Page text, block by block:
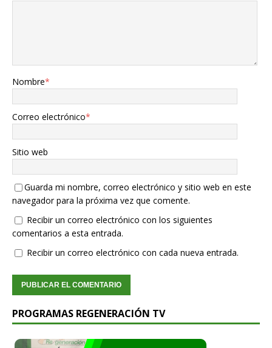
Nombre*
Correo electrónico*
Sitio web
Guarda mi nombre, correo electrónico y sitio web en este
navegador para la próxima vez que comente.
Recibir un correo electrónico con los siguientes
comentarios a esta entrada.
Recibir un correo electrónico con cada nueva entrada.
PROGRAMAS REGENERACIÓN TV